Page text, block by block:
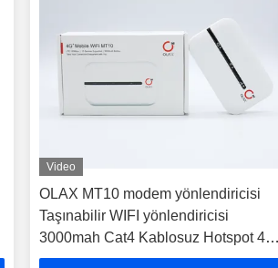
Video
OLAX MT10 modem yönlendiricisi
Taşınabilir WIFI yönlendiricisi
3000mah Cat4 Kablosuz Hotspot 4G
LTE wifi Mobil yönlendiricisi